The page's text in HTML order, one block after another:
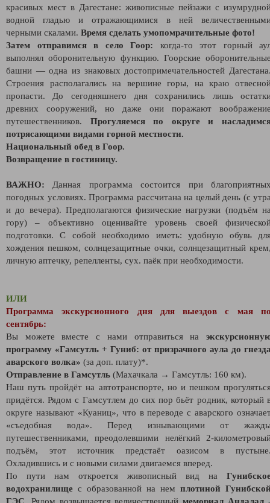
красивых мест в Дагестане: живописные пейзажи с
водной гладью и отражающимися в ней
черными скалами. Время сделать умопомрачительные фото!
Затем отправимся в село Гоор: когда-то этот горный
выполнял оборонительную функцию. Гоорские
башни — одна из знаковых достопримечательностей
Строения располагались на вершине горы, на краю
пропасти. До сегодняшнего дня сохранились лишь
древних сооружений, но даже они поражают
путешественников. Прогуляемся по округе и
потрясающими видами горной местности.
Национальный обед в Гоор.
Возвращение в гостиницу.
ВАЖНО: Данная программа состоится при
погодных условиях. Программа рассчитана на целый день (с
и до вечера). Предполагаются физические нагрузки (подъём
гору) – объективно оценивайте уровень своей
подготовки. С собой необходимо иметь: удобную обувь
хождения пешком, солнцезащитные очки, солнцезащитный
личную аптечку, репелленты, сух. паёк при необходимости.
ИЛИ
Программа экскурсионного дня для выездов с мая
сентябрь:
Вы можете вместе с нами отправиться на
программу «Гамсутль + Гуниб: от призрачного аула до
аварского волка» (за доп. плату)*.
Отправление в Гамсутль (Махачкала → Гамсутль: 160 км).
Наш путь пройдёт на автотранспорте, но и пешком
придётся. Рядом с Гамсутлем до сих пор бьёт родник, который
округе называют «Куаниц», что в переводе с аварского
«съедобная вода». Перед изнывающими от
путешественниками, преодолевшими нелёгкий 2-
подъём, этот источник предстаёт оазисом в
Охладившись и с новыми силами двигаемся вперед.
По пути нам откроется живописный вид на
водохранилище с образованной на нем плотиной
ГЭС . Рядом возвышается величественныймемориал Андалал